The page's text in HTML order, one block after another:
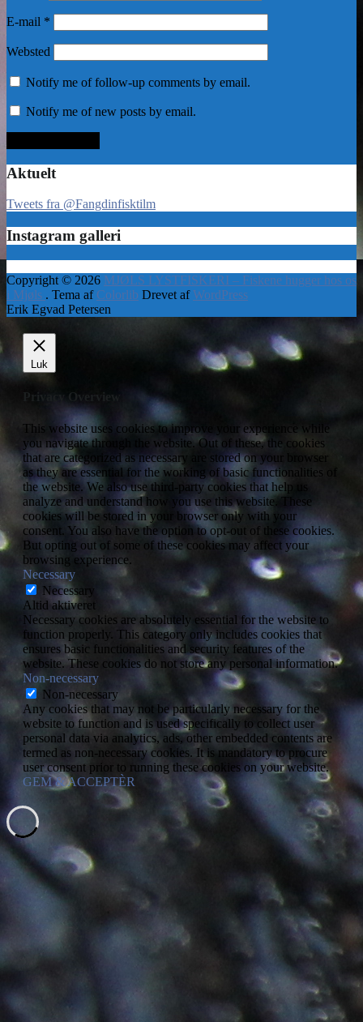
E-mail *
Websted
Notify me of follow-up comments by email.
Notify me of new posts by email.
Aktuelt
Tweets fra @Fangdinfisktilm
Instagram galleri
Copyright © 2026 MJØLS LYSTFISKERI – Fiskene hugger hos os
i Mjøls . Tema af Colorlib Drevet afWordPress
Erik Egvad Petersen
Luk
Privacy Overview
This website uses cookies to improve your experience while
you navigate through the website. Out of these, the cookies
that are categorized as necessary are stored on your browser
as they are essential for the working of basic functionalities of
the website. We also use third-party cookies that help us
analyze and understand how you use this website. These
cookies will be stored in your browser only with your
consent. You also have the option to opt-out of these cookies.
But opting out of some of these cookies may affect your
browsing experience.
Necessary
Necessary
Altid aktiveret
Necessary cookies are absolutely essential for the website to
function properly. This category only includes cookies that
ensures basic functionalities and security features of the
website. These cookies do not store any personal information.
Non-necessary
Non-necessary
Any cookies that may not be particularly necessary for the
website to function and is used specifically to collect user
personal data via analytics, ads, other embedded contents are
termed as non-necessary cookies. It is mandatory to procure
user consent prior to running these cookies on your website.
GEM & ACCEPTÈR